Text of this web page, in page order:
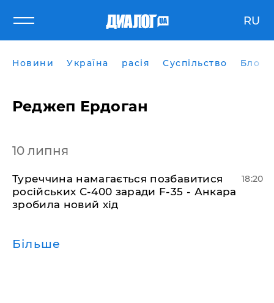
RU
Новини Україна расія Суспільство Блоги
Реджеп Ердоган
10 липня
​Туреччина намагається позбавитися
російських С-400 заради F-35 - Анкара
зробила новий хід
18:20
Більше